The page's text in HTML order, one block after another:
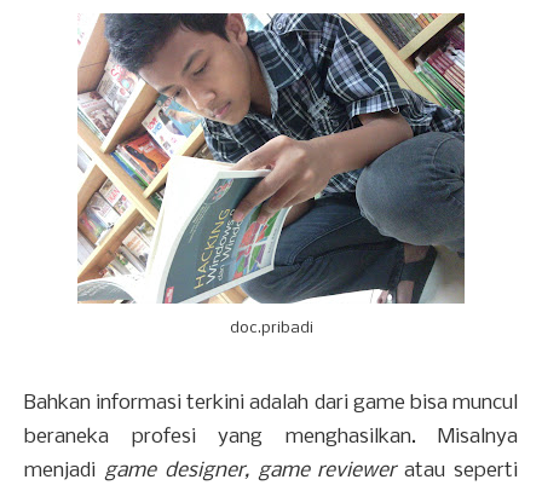
doc.pribadi
Bahkan informasi terkini adalah dari game bisa muncul
beraneka profesi yang menghasilkan. Misalnya
menjadi game designer, game revieweratau seperti